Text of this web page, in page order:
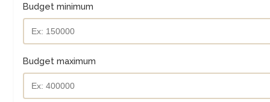
Budget minimum
Budget maximum